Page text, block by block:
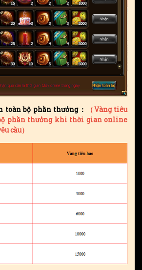
toàn bộ phần thưởng：
（Vàng tiêu
phần thưởng khi thời gian online
cầu）